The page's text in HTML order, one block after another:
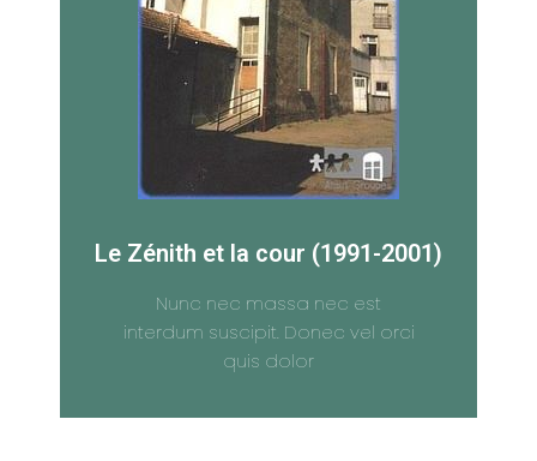
Le Zénith et la cour (1991-2001)
Nunc nec massa nec est
interdum suscipit. Donec vel orci
quis dolor